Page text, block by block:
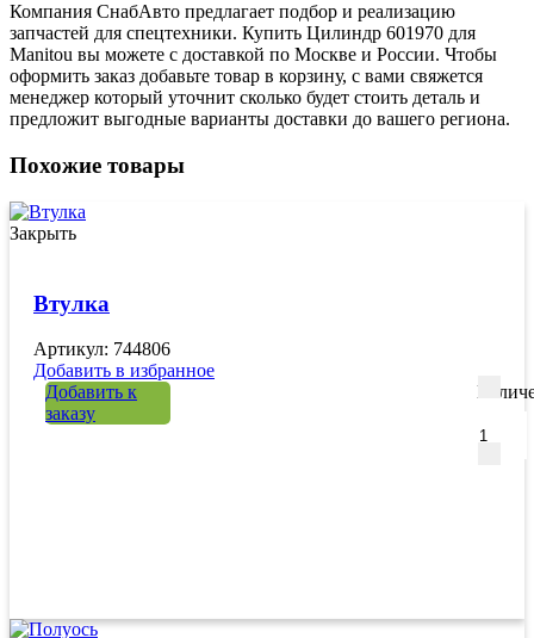
Компания СнабАвто предлагает подбор и реализацию
запчастей для спецтехники. Купить Цилиндр 601970 для
Manitou вы можете с доставкой по Москве и России. Чтобы
оформить заказ добавьте товар в корзину, с вами свяжется
менеджер который уточнит сколько будет стоить деталь и
предложит выгодные варианты доставки до вашего региона.
Похожие товары
Закрыть
Втулка
Артикул: 744806
Добавить в избранное
Добавить к
заказу